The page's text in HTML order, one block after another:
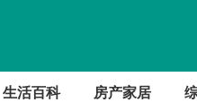
生活百科 房产家居